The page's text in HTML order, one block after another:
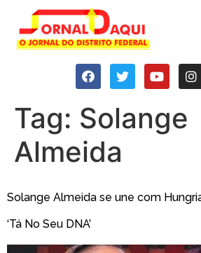
Tag: Solange
Almeida
Solange Almeida se une com
‘Tá No Seu DNA’